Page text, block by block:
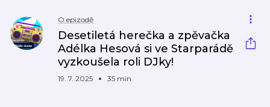
O epizodě
Desetiletá herečka a zpěvačka
Adélka Hesová si ve Starparádě
vyzkoušela roli DJky!
19. 7. 2025 35 min